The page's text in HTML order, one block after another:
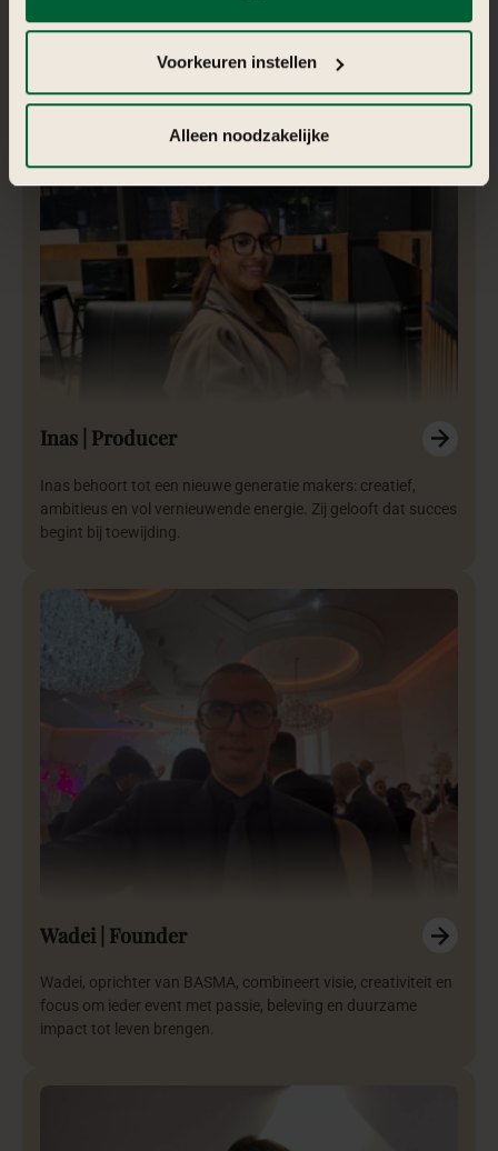
Klik op ‘OK’ om alle cookies te accepteren. Kies ‘Alleen
staan. Via ‘Voorkeuren instellen’ kun je per categorie
kiezen welke cookies je accepteert. Je kunt je keuze op
informatie vind je inde kleine letters.
Voorkeuren instellen
Alleen noodzakelijke
Nadia is een krachtige Generation X powerwoman, gedreven,
eigenwijs en trouw aan haar motto: “doe het goede of doe
Inas | Producer
Inas behoort tot een nieuwe generatie makers: creatief,
ambitieus en vol vernieuwende energie. Zij gelooft dat succes
begint bij toewijding.
Wadei | Founder
Wadei, oprichter van BASMA, combineert visie, creativiteit en
focus om ieder event met passie, beleving en duurzame
impact tot leven brengen.